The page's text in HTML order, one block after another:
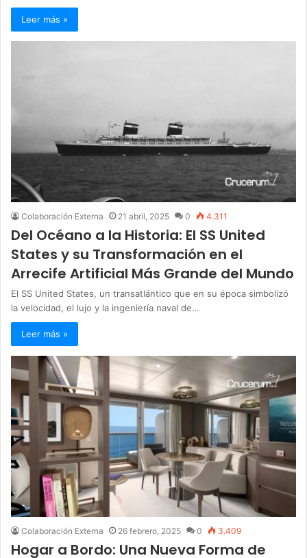
Leer más »
Colaboración Externa 21 abril, 2025 0 4.311
Del Océano a la Historia: El SS United
States y su Transformación en el
Arrecife Artificial Más Grande del Mundo
El SS United States, un transatlántico que en su época simbolizó
la velocidad, el lujo y la ingeniería naval de…
Leer más »
Colaboración Externa 26 febrero, 2025 0 3.409
Hogar a Bordo: Una Nueva Forma de